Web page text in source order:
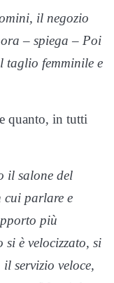
il negozio
– spiega – Poi
taglio femminile e
quanto, in tutti
il salone del
cui parlare e
più
si è velocizzato, si
servizio veloce,